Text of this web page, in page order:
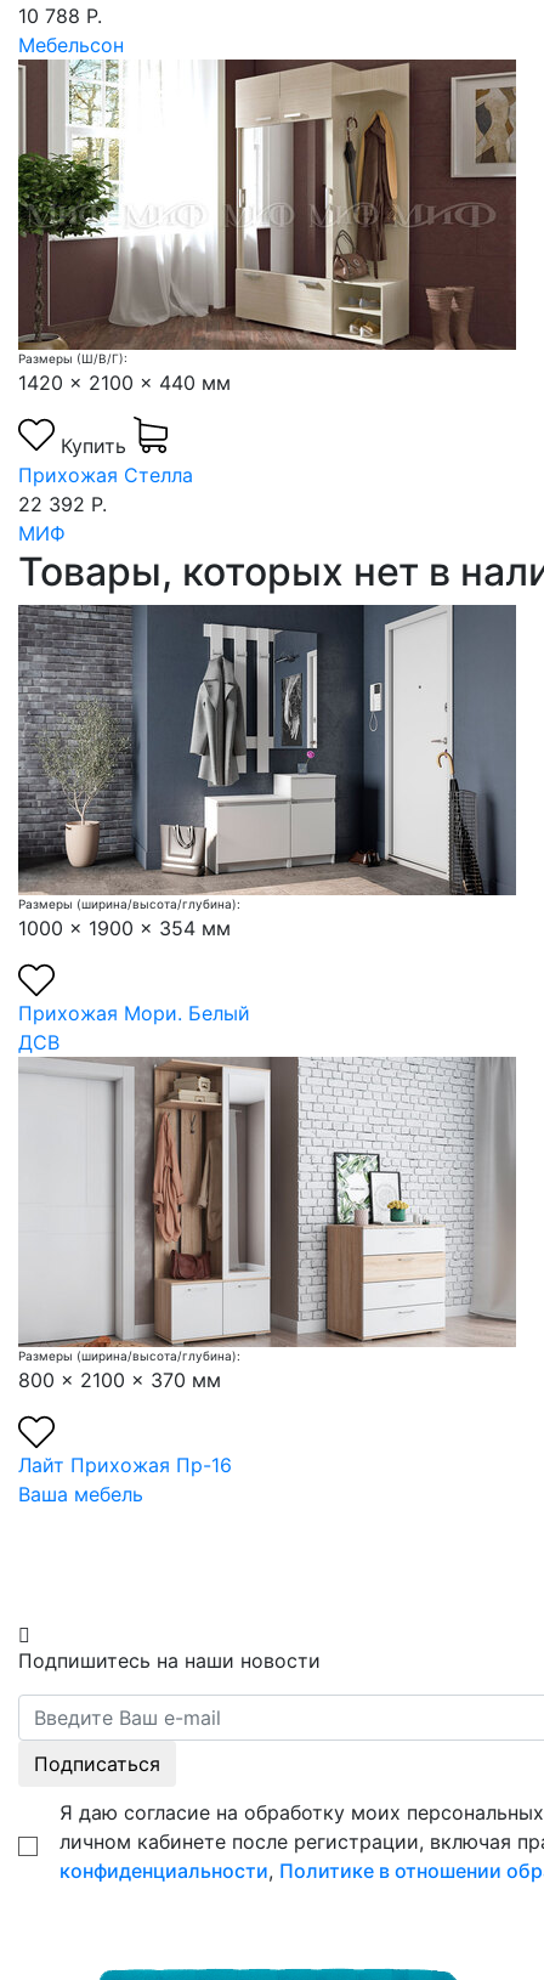
10 788 Р.
Мебельсон
Размеры (Ш/В/Г):
1420 x 2100 x 440 мм
Купить
Прихожая Стелла
22 392 Р.
МИФ
Товары, которых нет в
Размеры (ширина/высота/глубина):
1000 x 1900 x 354 мм
Прихожая Мори. Белый
ДСВ
Размеры (ширина/высота/глубина):
800 x 2100 x 370 мм
Лайт Прихожая Пр-16
Ваша мебель
Подпишитесь на наши новости
Подписаться
Я даю согласие на обработку моих
личном кабинете после регистрации, включая
конфиденциальности, Политике в отношении